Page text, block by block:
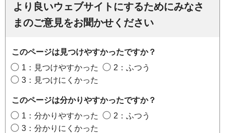
より良いウェブサイトにするためにみなさ
まのご意見をお聞かせください
このページは見つけやすかったですか？
1：見つけやすかった
2：ふつう
3：見つけにくかった
このページは分かりやすかったですか？
1：分かりやすかった
2：ふつう
3：分かりにくかった